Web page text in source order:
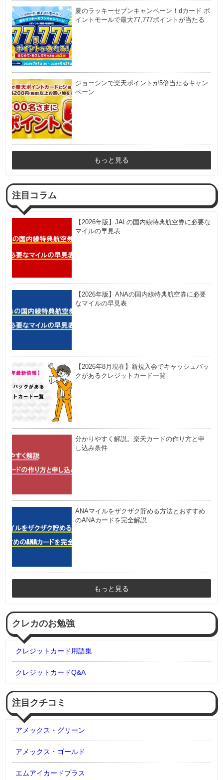
夏のラッキーセブンキャンペーン！dカード ポ
イントモールで最大77,777ポイントが当たる
ジョーシンで楽天ポイントが5倍当たるキャン
ペーン
もっと見る
注目コラム
【2026年版】JALの国内線特典航空券に必要な
マイルの早見表
【2026年版】ANAの国内線特典航空券に必要
なマイルの早見表
【2026年8月現在】新規入会でキャッシュバッ
クがあるクレジットカード一覧
分かりやすく解説。楽天カードの作り方と申
し込み条件
ANAマイルをザクザク貯める方法とおすすめ
のANAカードを完全解説
もっと見る
クレカのお勉強
クレジットカード用語集
クレジットカードQ&A
注目クチコミ
アメックス・グリーン
アメックス・ゴールド
エムアイカードプラス